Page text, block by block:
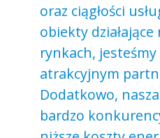
oraz ciągłości
obiekty działające
rynkach,
atrakcyjnym
Dodatkowo,
bardzo